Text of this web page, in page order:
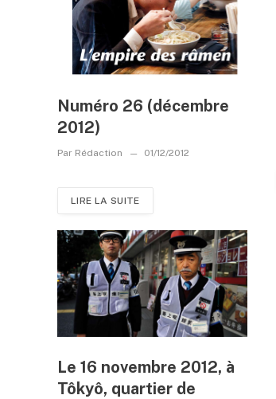
Numéro 26 (décembre
2012)
Par Rédaction 01/12/2012
LIRE LA SUITE
Le 16 novembre 2012, à
Tôkyô, quartier de